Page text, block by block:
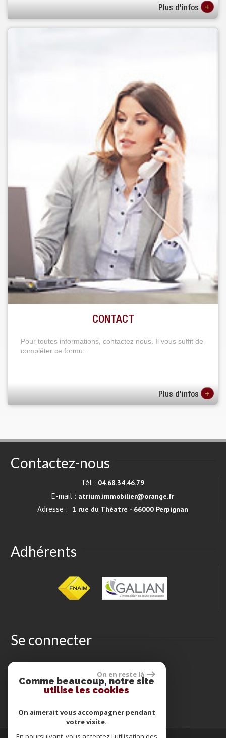
Plus d'infos +
CONTACT
Pour toutes informations, contactez nous. Il vous suffit de
compléter ce formu...
Plus d'infos +
Contactez-nous
Tél : 04.68.34.46.79
E-mail : atrium.immobilier@orange.fr
Adresse : 1 rue du Théatre - 66000 Perpignan
Adhérents
Se connecter
Espace propriétaires
On en reste là
Comme beaucoup, notre site
utilise les cookies
On aimerait vous accompagner pendant
votre visite.